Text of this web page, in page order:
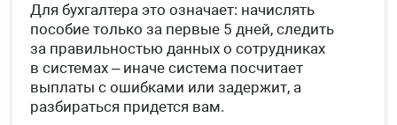
Для бухгалтера это означает: начислять
пособие только за первые 5 дней, следить
за правильностью данных о сотрудниках
в системах – иначе система посчитает
выплаты с ошибками или задержит, а
разбираться придется вам.